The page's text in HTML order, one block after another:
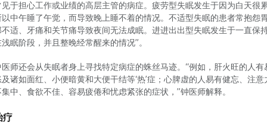
见于担心工作或业绩的高层主管的病症。疲劳型失眠发生于因为白天很
以中午睡了午觉，而导致晚上睡不着的情况。不适型失眠的患者常抱怨胃
不适、牙痛和关节痛导致夜间无法成眠。进进出出型失眠发生于一直保
眠阶段，并且整晚经常醒来的情况”。
医师还会从失眠者身上寻找特定病症的蛛丝马迹。“例如，肝火旺的人有
及诸如面红、小便暗黄和大便干结等‘热’症；心脾虚的人易有健忘、注意
集中、食欲不佳、容易疲倦和忧虑紧张的症状，”钟医师解释。
疗